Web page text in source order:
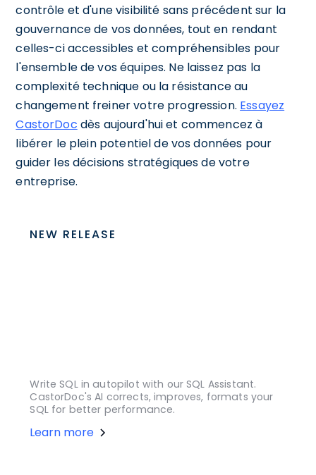
contrôle et d'une visibilité sans précédent sur la
gouvernance de vos données, tout en rendant
celles-ci accessibles et compréhensibles pour
l'ensemble de vos équipes. Ne laissez pas la
complexité technique ou la résistance au
changement freiner votre progression. Essayez
CastorDoc dès aujourd'hui et commencez à
libérer le plein potentiel de vos données pour
guider les décisions stratégiques de votre
entreprise.
NEW RELEASE
Write SQL in autopilot with our SQL Assistant.
CastorDoc's AI corrects, improves, formats your
SQL for better performance.
Learn more